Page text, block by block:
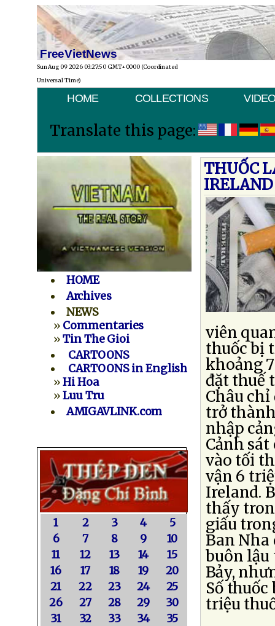
FreeVietNews
Sun Aug 09 2026 03:27:50 GMT+0000 (Coordinated
Universal Time)
HOME COLLECTIONS
Translate this page:
HOME
Archives
NEWS
» Commentaries
»Tin The Gioi
CARTOONS
CARTOONS in English
»Hi Hoa
»Luu Tru
AMIGAVLINK.com
1 2 3 4
5
6
7 8 9
10
11
12 13 14
15
16
17 18 19
20
21
22 23 24
25
26
27 28 29
30
31
32 33 34
35
THUỐC
IRELAND
viên
thuốc bị
khoảng
đặt thuế
Châu
trở
nhập
Cảnh
vào tối
vận 6
Ireland.
thấy
giấu
Ban Nha
buôn
Bảy,
Số
triệu